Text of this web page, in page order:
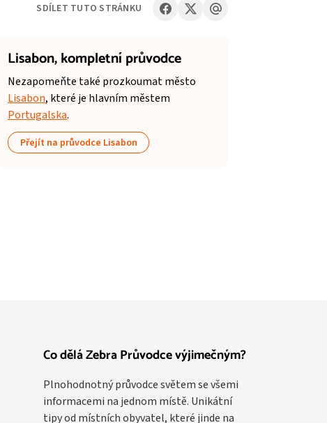
Lisabon,kompletní průvodce
Nezapomeňte také prozkoumat město
Lisabon, které je hlavním městem
Portugalska.
Přejít na průvodce Lisabon
SDÍLET TUTO STRÁNKU
Co dělá Zebra Průvodce výjimečným?
Plnohodnotný průvodce světem se všemi
informacemi na jednom místě. Unikátní
tipy od místních obyvatel, které jinde na